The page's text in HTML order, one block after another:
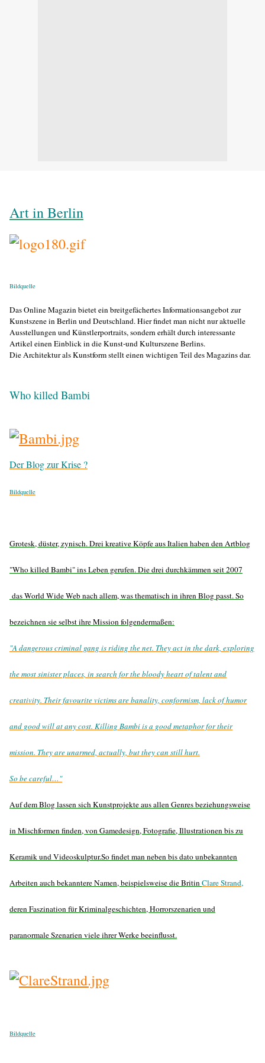
Art in Berlin
Bildquelle
Das Online Magazin bietet ein breitgefächertes Informationsangebot zur
Kunstszene in Berlin und Deutschland. Hier findet man nicht nur aktuelle
Ausstellungen und Künstlerportraits, sondern erhält durch interessante
Artikel einen Einblick in die Kunst-und Kulturszene Berlins.
Die Architektur als Kunstform stellt einen wichtigen Teil des Magazins dar.
Who killed Bambi
Der Blog zur Krise ?
Bildquelle
Grotesk, düster, zynisch. Drei kreative Köpfe aus Italien haben den Artblog
"Who killed Bambi" ins Leben gerufen. Die drei durchkämmen seit 2007
das World Wide Web nach allem, was thematisch in ihren Blog passt. So
bezeichnen sie selbst ihre Mission folgendermaßen:
"A dangerous criminal gang is riding the net. They act in the dark, exploring
the most sinister places, in search for the bloody heart of talent and
creativity. Their favourite victims are banality, conformism, lack of humor
and good will at any cost. Killing Bambi is a good metaphor for their
mission. They are unarmed, actually, but they can still hurt.
So be careful…"
Auf dem Blog lassen sich Kunstprojekte aus allen Genres beziehungsweise
in Mischformen finden, von Gamedesign, Fotografie, Illustrationen bis zu
Keramik und Videoskulptur.So findet man neben bis dato unbekannten
Arbeiten auch bekanntere Namen, beispielsweise die BritinClare Strand,
deren Faszination für Kriminalgeschichten, Horrorszenarien und
paranormale Szenarien viele ihrer Werke beeinflusst.
Bildquelle